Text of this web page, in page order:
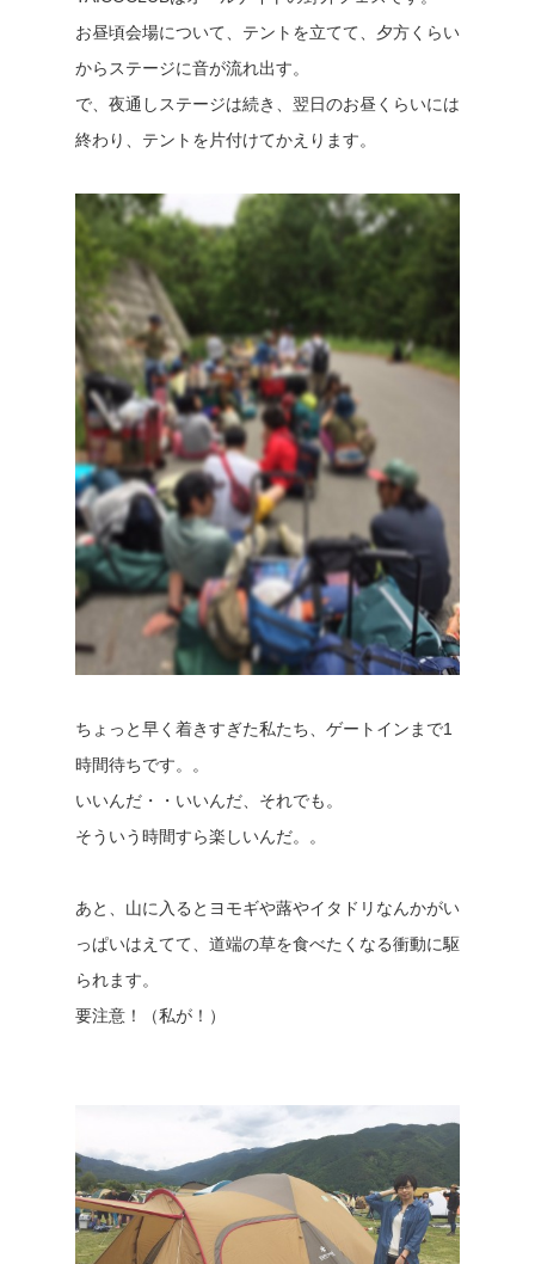
お昼頃会場について、テントを立てて、夕方くらい
からステージに音が流れ出す。
で、夜通しステージは続き、翌日のお昼くらいには
終わり、テントを片付けてかえります。
ちょっと早く着きすぎた私たち、ゲートインまで1
時間待ちです。。
いいんだ・・いいんだ、それでも。
そういう時間すら楽しいんだ。。
あと、山に入るとヨモギや蕗やイタドリなんかがい
っぱいはえてて、道端の草を食べたくなる衝動に駆
られます。
要注意！（私が！）